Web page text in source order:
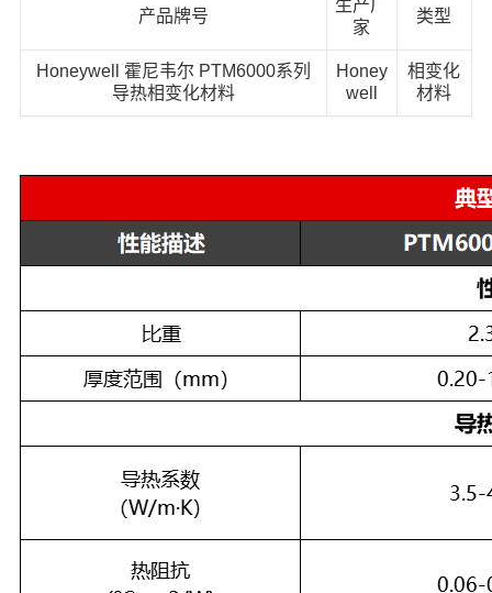
产品牌号
生产厂
家
类型
Honeywell 霍尼韦尔 PTM6000系列
导热相变化材料
Honey
well
相变化
材料